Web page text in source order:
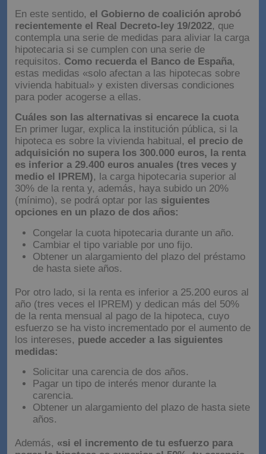
En este sentido, el Gobierno de coalición aprobó
recientemente el Real Decreto-ley 19/2022, que
contempla una serie de medidas para aliviar la carga
hipotecaria si se cumplen con una serie de
requisitos. Como recuerda el Banco de España,
estas medidas «solo afectan a las hipotecas sobre
vivienda habitual» y existen diversas condiciones
para poder acogerse a ellas.
Cuáles son las alternativas si encarece la cuota
En primer lugar, explica la institución pública, si la
hipoteca es sobre la vivienda habitual, el precio de
adquisición no supera los 300.000 euros, la renta
es inferior a 29.400 euros anuales (tres veces y
medio el IPREM), la carga hipotecaria superior al
30% de la renta y, además, haya subido un 20%
(mínimo), se podrá optar por las siguientes
opciones en un plazo de dos años:
Congelar la cuota hipotecaria durante un año.
Cambiar el tipo variable por uno fijo.
Obtener un alargamiento del plazo del préstamo
de hasta siete años.
Por otro lado, si la renta es inferior a 25.200 euros al
año (tres veces el IPREM) y dedican más del 50%
de la renta mensual al pago de la hipoteca, cuyo
esfuerzo se ha visto incrementado por el aumento de
los intereses, puede acceder a las siguientes
medidas:
Solicitar una carencia de dos años.
Pagar un tipo de interés menor durante la
carencia.
Obtener un alargamiento del plazo de hasta siete
años.
Además, «si el incremento de tu esfuerzo para